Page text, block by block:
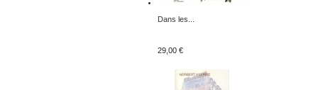
Dans les...
29,00 €